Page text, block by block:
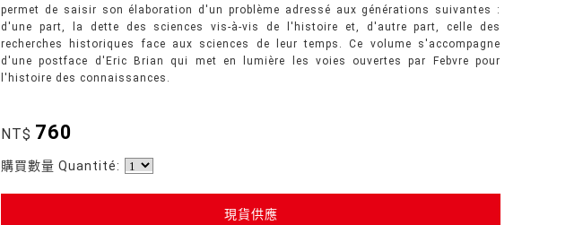
permet de saisir son élaboration d'un problème adressé aux générations suivantes :
d'une part, la dette des sciences vis-à-vis de l'histoire et, d'autre part, celle des
recherches historiques face aux sciences de leur temps. Ce volume s'accompagne
d'une postface d'Eric Brian qui met en lumière les voies ouvertes par Febvre pour
l'histoire des connaissances.
NT$ 760
購買數量 Quantité:
現貨供應